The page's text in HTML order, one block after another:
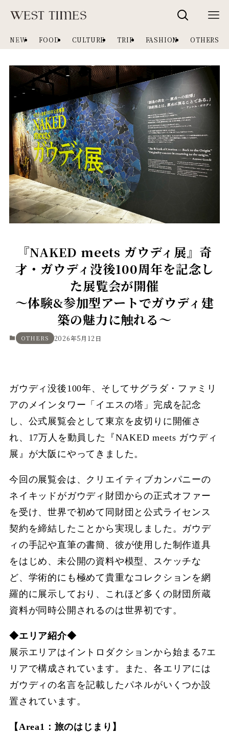
NEW FOOD CULTURE TRIP FASHION OTHERS
『NAKED meets ガウディ展』奇
才・ガウディ没後100周年を記念し
た展覧会が開催
〜体験&参加型アートでガウディ建
築の魅力に触れる〜
OTHERS 2026年5月12日
ガウディ没後100年、そしてサグラダ・ファミリ
アのメインタワー「イエスの塔」完成を記念
し、公式展覧会として東京を皮切りに開催さ
れ、17万人を動員した『NAKED meets ガウディ
展』が大阪にやってきました。
今回の展覧会は、クリエイティブカンパニーの
ネイキッドがガウディ財団からの正式オファー
を受け、世界で初めて同財団と公式ライセンス
契約を締結したことから実現しました。ガウデ
ィの手記や直筆の書簡、彼が使用した制作道具
をはじめ、未公開の資料や模型、スケッチな
ど、学術的にも極めて貴重なコレクションを網
羅的に展示しており、これほど多くの財団所蔵
資料が同時公開されるのは世界初です。
◆エリア紹介◆
展示エリアはイントロダクションから始まる7エ
リアで構成されています。また、各エリアには
ガウディの名言を記載したパネルがいくつか設
置されています。
【Area1：旅のはじまり】